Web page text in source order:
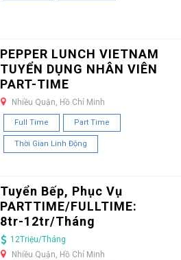
PEPPER LUNCH VIETNAM
TUYỂN DỤNG NHÂN VIÊN
PART-TIME
Nhiều Quận, Hồ Chí Minh
Full Time Part Time
Thời Gian Linh Động
Tuyển Bếp, Phục Vụ
PARTTIME/FULLTIME:
8tr-12tr/Tháng
12Triệu/Tháng
Nhiều Quận, Hồ Chí Minh